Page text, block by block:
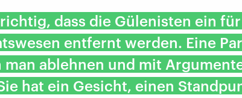
dass die Gülenisten ein
entfernt werden. Eine
man ablehnen und mit
hat ein Gesicht, einen